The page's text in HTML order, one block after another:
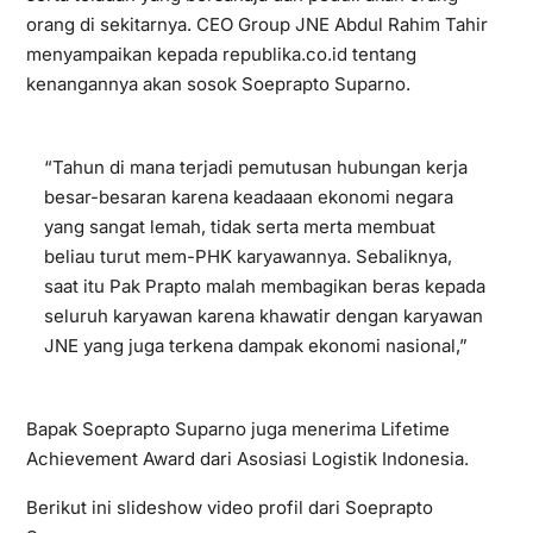
orang di sekitarnya. CEO Group JNE Abdul Rahim Tahir
menyampaikan kepada republika.co.id tentang
kenangannya akan sosok Soeprapto Suparno.
“Tahun di mana terjadi pemutusan hubungan kerja
besar-besaran karena keadaaan ekonomi negara
yang sangat lemah, tidak serta merta membuat
beliau turut mem-PHK karyawannya. Sebaliknya,
saat itu Pak Prapto malah membagikan beras kepada
seluruh karyawan karena khawatir dengan karyawan
JNE yang juga terkena dampak ekonomi nasional,”
Bapak Soeprapto Suparno juga menerima Lifetime
Achievement Award dari Asosiasi Logistik Indonesia.
Berikut ini slideshow video profil dari Soeprapto